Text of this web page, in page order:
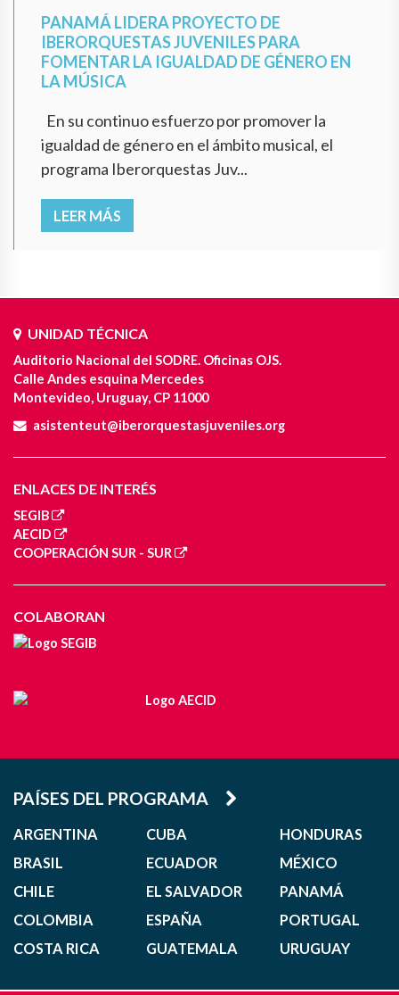
PANAMÁ LIDERA PROYECTO DE
IBERORQUESTAS JUVENILES PARA
FOMENTAR LA IGUALDAD DE GÉNERO EN
LA MÚSICA
En su continuo esfuerzo por promover la
igualdad de género en el ámbito musical, el
programa Iberorquestas Juv...
LEER MÁS
UNIDAD TÉCNICA
Auditorio Nacional del SODRE. Oficinas OJS.
Calle Andes esquina Mercedes
Montevideo, Uruguay, CP 11000
asistenteut@iberorquestasjuveniles.org
ENLACES DE INTERÉS
SEGIB
AECID
COOPERACIÓN SUR - SUR
COLABORAN
PAÍSES DEL PROGRAMA
ARGENTINA
BRASIL
CHILE
COLOMBIA
COSTA RICA
CUBA
ECUADOR
EL SALVADOR
ESPAÑA
GUATEMALA
HONDURAS
MÉXICO
PANAMÁ
PORTUGAL
URUGUAY